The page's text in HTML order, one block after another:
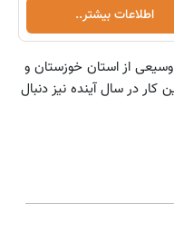
اطلاعات بیشتر..
از استان خوزستان و
در سال آینده نیز دنبال